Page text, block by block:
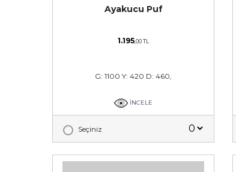
Ayakucu Puf
1.195,00 TL
G: 1100 Y: 420 D: 460,
İNCELE
Seçiniz